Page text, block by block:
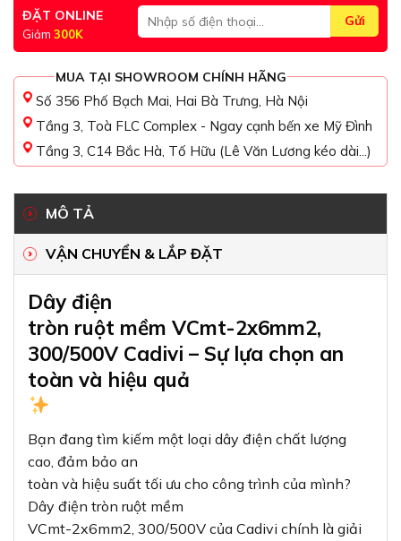
ĐẶT ONLINE
Giảm 300K
MUA TẠI SHOWROOM CHÍNH HÃNG
Số 356 Phố Bạch Mai, Hai Bà Trưng, Hà Nội
Tầng 3, Toà FLC Complex - Ngay cạnh bến xe Mỹ Đình
Tầng 3, C14 Bắc Hà, Tố Hữu (Lê Văn Lương kéo dài...)
MÔ TẢ
VẬN CHUYỂN & LẮP ĐẶT
Dây điện
tròn ruột mềm VCmt-2x6mm2,
300/500V Cadivi – Sự lựa chọn an
toàn và hiệu quả
Bạn đang tìm kiếm một loại dây điện chất lượng
cao, đảm bảo an
toàn và hiệu suất tối ưu cho công trình của mình?
Dây điện tròn ruột mềm
VCmt-2x6mm2, 300/500V của Cadivi chính là giải